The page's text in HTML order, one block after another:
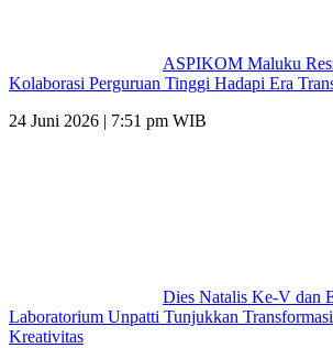
ASPIKOM Maluku
Kolaborasi Perguruan Tinggi Hadapi Era
24 Juni 2026 | 7:51 pm WIB
Dies Natalis Ke-V dan
Laboratorium Unpatti Tunjukkan
Kreativitas